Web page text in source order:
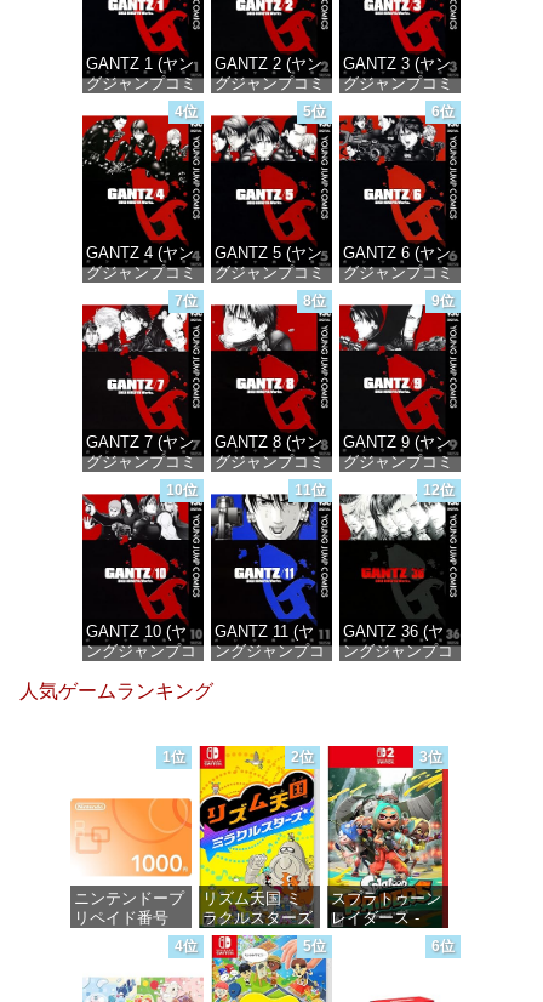
GANTZ 1 (ヤン
グジャンプコミ
ックスDIGITAL)
価格：¥100
GANTZ 2 (ヤン
グジャンプコミ
ックスDIGITAL)
価格：¥100
GANTZ 3 (ヤン
グジャンプコミ
ックスDIGITAL)
価格：¥100
4位
GANTZ 4 (ヤン
グジャンプコミ
ックスDIGITAL)
価格：¥100
5位
GANTZ 5 (ヤン
グジャンプコミ
ックスDIGITAL)
価格：¥100
6位
GANTZ 6 (ヤン
グジャンプコミ
ックスDIGITAL)
価格：¥100
7位
GANTZ 7 (ヤン
グジャンプコミ
ックスDIGITAL)
価格：¥100
8位
GANTZ 8 (ヤン
グジャンプコミ
ックスDIGITAL)
価格：¥100
9位
GANTZ 9 (ヤン
グジャンプコミ
ックスDIGITAL)
価格：¥100
10位
GANTZ 10 (ヤ
ングジャンプコ
DIGITAL)
11位
GANTZ 11 (ヤ
ングジャンプコ
12位
GANTZ 36 (ヤ
ングジャンプコ
人気ゲームランキング
1位
ニンテンドープ
リペイド番号
1000円|オンラ
価格：¥1,000
2位
リズム天国 ミ
ラクルスターズ
-Switch
価格：¥5,645
3位
スプラトゥーン
レイダース -
Switch2
4位 5位 6位